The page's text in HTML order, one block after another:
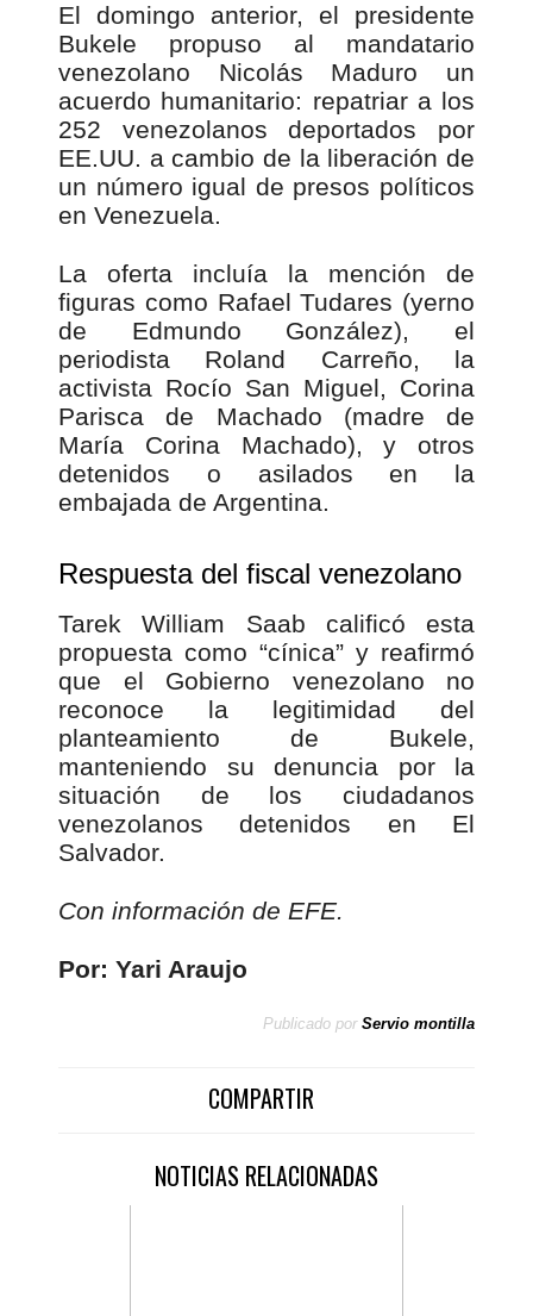
El domingo anterior, el presidente
Bukele propuso al mandatario
venezolano Nicolás Maduro un
acuerdo humanitario: repatriar a los
252 venezolanos deportados por
EE.UU. a cambio de la liberación de
un número igual de presos políticos
en Venezuela.
La oferta incluía la mención de
figuras como Rafael Tudares (yerno
de Edmundo González), el
periodista Roland Carreño, la
activista Rocío San Miguel, Corina
Parisca de Machado (madre de
María Corina Machado), y otros
detenidos o asilados en la
embajada de Argentina.
Respuesta del fiscal venezolano
Tarek William Saab calificó esta
propuesta como “cínica” y reafirmó
que el Gobierno venezolano no
reconoce la legitimidad del
planteamiento de Bukele,
manteniendo su denuncia por la
situación de los ciudadanos
venezolanos detenidos en El
Salvador.
Con información de EFE.
Por: Yari Araujo
Publicado por Servio montilla
COMPARTIR
NOTICIAS RELACIONADAS